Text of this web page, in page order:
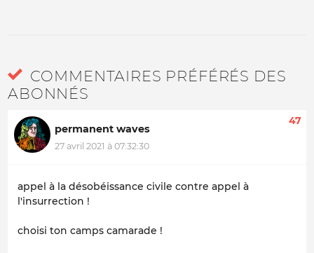
COMMENTAIRES PRÉFÉRÉS DES
ABONNÉS
permanent waves
27 avril 2021 à 07:32:30
47
appel à la désobéissance civile contre appel à
l'insurrection !
choisi ton camps camarade !